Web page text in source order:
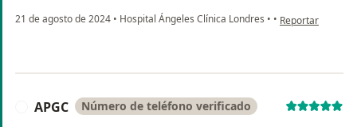
21 de agosto de 2024 • Hospital Ángeles Clínica Londres • • en opinión del
Reportar
APGC Número de teléfono verificado